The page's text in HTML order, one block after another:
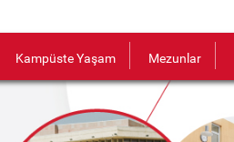
Kampüste Yaşam Mezunlar